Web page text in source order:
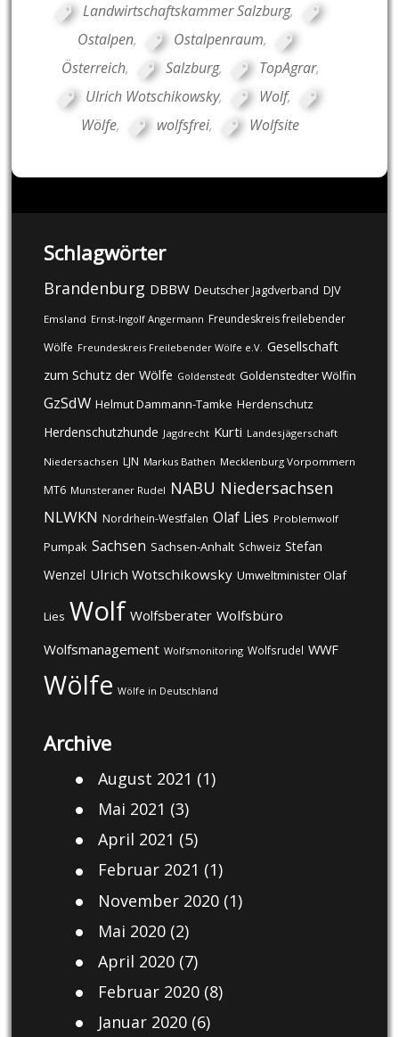
Landwirtschaftskammer Salzburg,
Ostalpen, Ostalpenraum,
Österreich, Salzburg, TopAgrar,
Ulrich Wotschikowsky, Wolf,
Wölfe, wolfsfrei, Wolfsite
Schlagwörter
Brandenburg DBBW Deutscher Jagdverband DJV
Emsland Ernst-Ingolf Angermann Freundeskreis freilebender
Wölfe Freundeskreis Freilebender Wölfe e.V. Gesellschaft
zum Schutz der Wölfe Goldenstedt Goldenstedter Wölfin
GzSdW Helmut Dammann-Tamke Herdenschutz
Herdenschutzhunde Jagdrecht Kurti Landesjägerschaft
Niedersachsen LJN Markus Bathen Mecklenburg Vorpommern
MT6 Munsteraner Rudel NABU Niedersachsen
NLWKN Nordrhein-Westfalen Olaf Lies Problemwolf
Pumpak Sachsen Sachsen-Anhalt Schweiz Stefan
Wenzel Ulrich Wotschikowsky Umweltminister Olaf
Lies Wolf Wolfsberater Wolfsbüro
Wolfsmanagement Wolfsmonitoring Wolfsrudel WWF
Wölfe Wölfe in Deutschland
Archive
August 2021 (1)
Mai 2021 (3)
April 2021 (5)
Februar 2021 (1)
November 2020(1)
Mai 2020(2)
April 2020(7)
Februar 2020(8)
Januar 2020(6)